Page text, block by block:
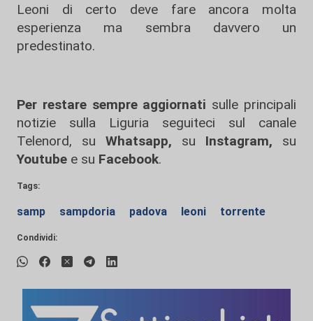
Leoni di certo deve fare ancora molta
esperienza ma sembra davvero un
predestinato.
Per restare sempre aggiornati sulle principali
notizie sulla Liguria seguiteci sul canale
Telenord, su
Whatsapp, su Instagram, su
Youtube e su Facebook.
Tags:
samp sampdoria padova leoni torrente
Condividi: